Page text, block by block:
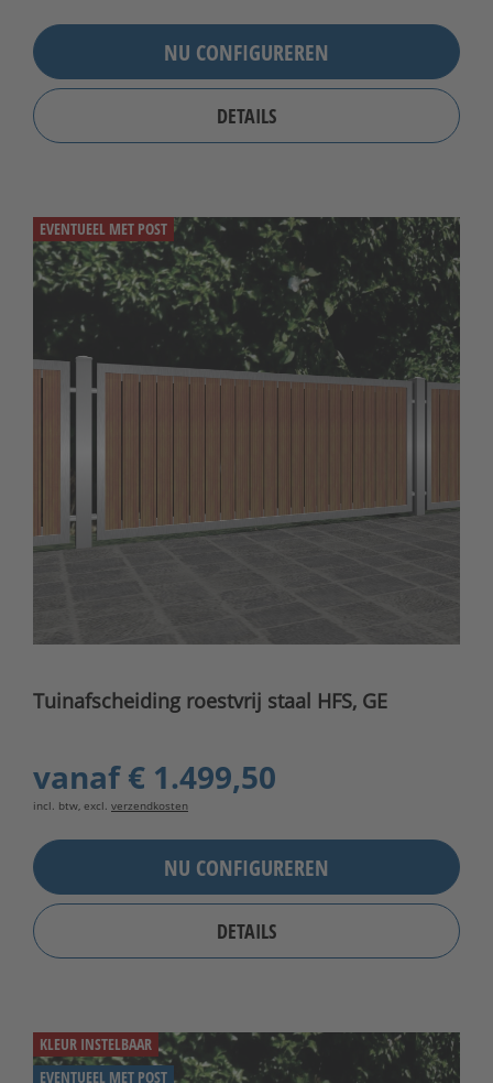
NU CONFIGUREREN
DETAILS
EVENTUEEL MET POST
Tuinafscheiding roestvrij staal HFS, GE
vanaf€ 1.499,50
incl. btw, excl. verzendkosten
NU CONFIGUREREN
DETAILS
KLEUR INSTELBAAR
EVENTUEEL MET POST